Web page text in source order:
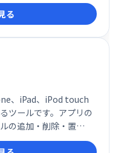
る
、iPad、iPod touch
ツールです。アプリの
の追加・削除・置
換など、高度な機能も